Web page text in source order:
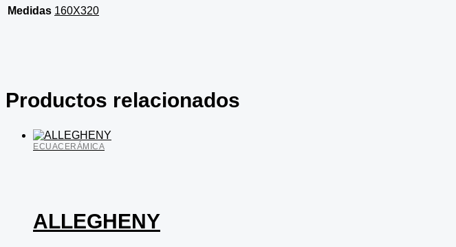
Medidas 160X320
Productos relacionados
ECUACERÁMICA
ALLEGHENY